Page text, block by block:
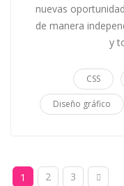
nuevas
de manera
y
CSS
Diseño gráfico
1 2 3